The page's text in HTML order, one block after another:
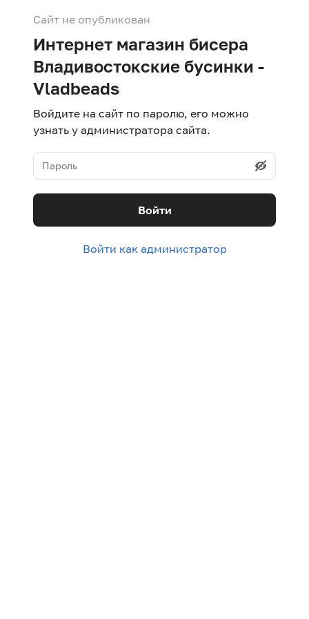
Сайт не опубликован
Интернет магазин бисера
Владивостокские бусинки -
Vladbeads
Войдите на сайт по паролю, его можно
узнать у администратора сайта.
Войти
Войти как администратор